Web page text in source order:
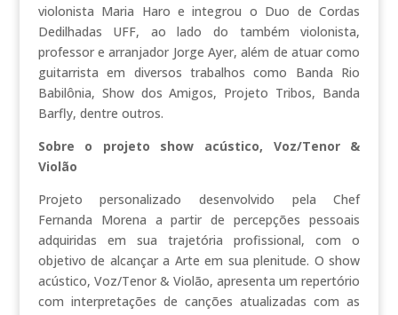
violonista Maria Haro e integrou o Duo de Cordas
Dedilhadas UFF, ao lado do também violonista,
professor e arranjador Jorge Ayer, além de atuar como
guitarrista em diversos trabalhos como Banda Rio
Babilônia, Show dos Amigos, Projeto Tribos, Banda
Barfly, dentre outros.
Sobre o projeto show acústico, Voz/Tenor &
Violão
Projeto personalizado desenvolvido pela Chef
Fernanda Morena a partir de percepções pessoais
adquiridas em sua trajetória profissional, com o
objetivo de alcançar a Arte em sua plenitude. O show
acústico, Voz/Tenor & Violão, apresenta um repertório
com interpretações de canções atualizadas com as